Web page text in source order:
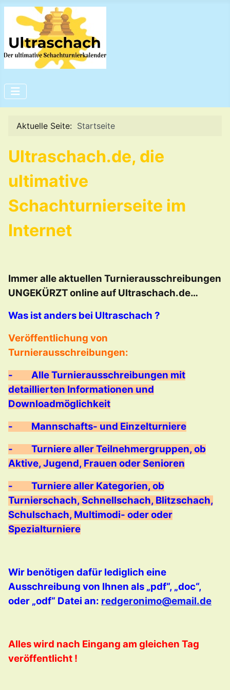
Aktuelle Seite: Startseite
Ultraschach.de, die
ultimative
Schachturnierseite im
Internet
Immer alle aktuellen Turnierausschreibungen
UNGEKÜRZT online auf Ultraschach.de…
Was ist anders bei Ultraschach ?
Veröffentlichung von
Turnierausschreibungen:
-
Alle Turnierausschreibungen mit
detaillierten Informationen und
Downloadmöglichkeit
-
Mannschafts- und Einzelturniere
-
Turniere aller Teilnehmergruppen, ob
Aktive, Jugend, Frauen oder Senioren
-
Turniere aller Kategorien, ob
Turnierschach, Schnellschach, Blitzschach,
Schulschach, Multimodi- oder oder
Spezialturniere
Wir benötigen dafür lediglich eine
Ausschreibung von Ihnen als „pdf“, „doc“,
oder „odf“ Datei an: redgeronimo@email.de
Alles wird nach Eingang am gleichen Tag
veröffentlicht !